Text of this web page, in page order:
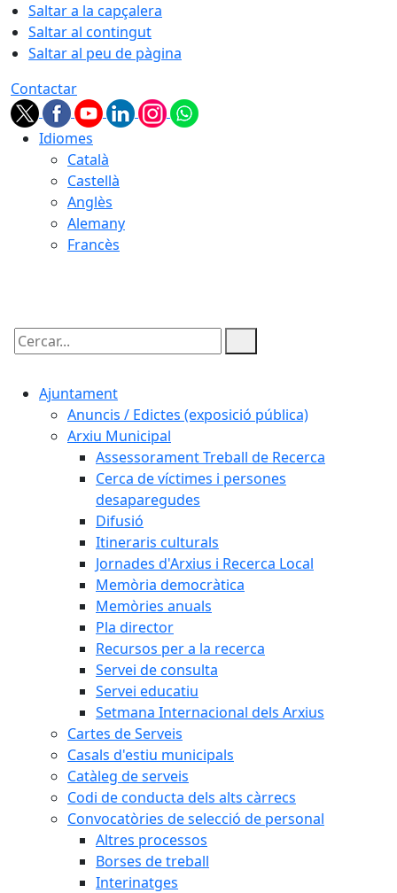
Saltar a la capçalera
Saltar al contingut
Saltar al peu de pàgina
Contactar
Idiomes
Català
Castellà
Anglès
Alemany
Francès
Cercar:
Ajuntament
Anuncis / Edictes (exposició pública)
Arxiu Municipal
Assessorament Treball de Recerca
Cerca de víctimes i persones
desaparegudes
Difusió
Itineraris culturals
Jornades d'Arxius i Recerca Local
Memòria democràtica
Memòries anuals
Pla director
Recursos per a la recerca
Servei de consulta
Servei educatiu
Setmana Internacional dels Arxius
Cartes de Serveis
Casals d'estiu municipals
Catàleg de serveis
Codi de conducta dels alts càrrecs
Convocatòries de selecció de personal
Altres processos
Borses de treball
Interinatges